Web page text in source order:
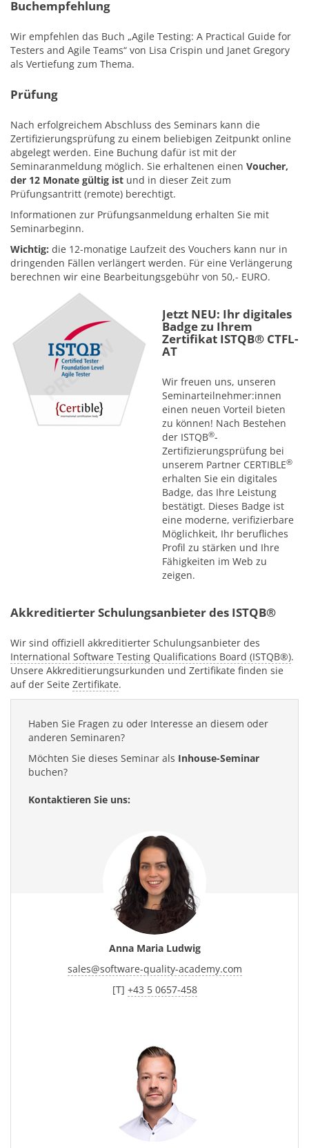
Buchempfehlung
Wir empfehlen das Buch „Agile Testing: A Practical Guide for
Testers and Agile Teams“ von Lisa Crispin und Janet Gregory
als Vertiefung zum Thema.
Prüfung
Nach erfolgreichem Abschluss des Seminars kann die
Zertifizierungsprüfung zu einem beliebigen Zeitpunkt online
abgelegt werden. Eine Buchung dafür ist mit der
Seminaranmeldung möglich. Sie erhaltenen einen Voucher,
der 12 Monate gültig ist und in dieser Zeit zum
Prüfungsantritt (remote) berechtigt.
Informationen zur Prüfungsanmeldung erhalten Sie mit
Seminarbeginn.
Wichtig: die 12-monatige Laufzeit des Vouchers kann nur in
dringenden Fällen verlängert werden. Für eine Verlängerung
berechnen wir eine Bearbeitungsgebühr von 50,- EURO.
Jetzt NEU: Ihr digitales
Badge zu Ihrem
Zertifikat ISTQB® CTFL-
AT
Wir freuen uns, unseren
Seminarteilnehmer:innen
einen neuen Vorteil bieten
zu können! Nach Bestehen
der ISTQB®-
Zertifizierungsprüfung bei
unserem Partner CERTIBLE®
erhalten Sie ein digitales
Badge, das Ihre Leistung
bestätigt. Dieses Badge ist
eine moderne, verifizierbare
Möglichkeit, Ihr berufliches
Profil zu stärken und Ihre
Fähigkeiten im Web zu
zeigen.
Akkreditierter Schulungsanbieter des ISTQB®
Wir sind offiziell akkreditierter Schulungsanbieter des
International Software Testing Qualifications Board (ISTQB®).
Unsere Akkreditierungsurkunden und Zertifikate finden sie
auf der Seite Zertifikate.
Haben Sie Fragen zu oder Interesse an diesem oder
anderen Seminaren?
Möchten Sie dieses Seminar als Inhouse-Seminar
buchen?
Kontaktieren Sie uns:
Anna Maria Ludwig
sales@software-quality-academy.com
[T] +43 5 0657-458